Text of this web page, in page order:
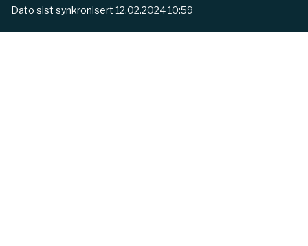
Dato sist synkronisert 12.02.2024 10:59